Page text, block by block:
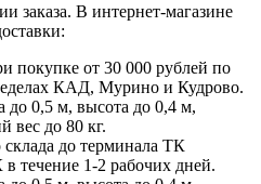
заказа. В интернет-магазине
покупке от 30 000 рублей по
КАД, Мурино и Кудрово.
до 0,5 м, высота до 0,4 м,
до 80 кг.
склада до терминала ТК
течение 1-2 рабочих дней.